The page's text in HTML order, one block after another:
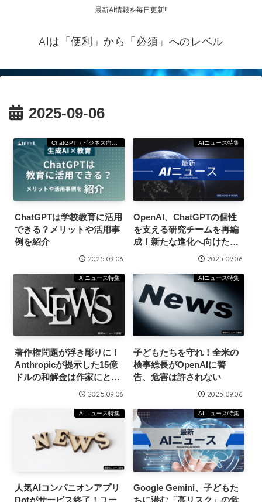
最新AI情報を毎日更新‼
AIは「便利」から「必須」へのレベル
2025-09-06
ChatGPT（ビジネス向け）
ChatGPTは学校教育に活用
できる？メリットや活用事
例を紹介
2025.09.06
AIニュース特集
OpenAI、ChatGPTの個性
を支える研究チームを再編
成！新たな進化へ向けた一
2025.09.06
AIニュース特集
著作権問題が浮き彫りに！
Anthropicが提示した15億
ドルの和解金は作家にとっ
て何を意味するのか？2025.09.06
AIニュース特集
子どもたちを守れ！全米の
検事総長がOpenAIに警
告、危害は許されない
2025.09.06
AIニュース特集
人気AIコンパニオンアプリ
AIニュース特集
Google Gemini、子どもた